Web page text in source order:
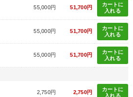
55,000円 51,700円
カートに
入れる
55,000円 51,700円
カートに
入れる
55,000円 51,700円
カートに
入れる
2,750円 2,750円
カートに
入れる